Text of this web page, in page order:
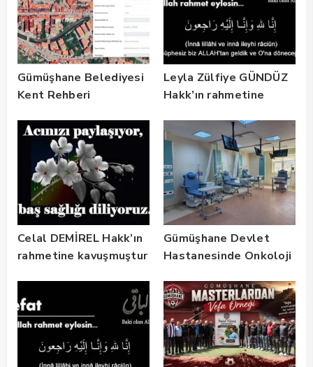
Gümüşhane Belediyesi
Kent Rehberi
Ruhsat Bilgi Sistemi
ile Güçlendirdi
Leyla Zülfiye GÜNDÜZ
Hakk’ın rahmetine
Celal DEMİREL Hakk’ın
rahmetine kavuşmuştur
Gümüşhane Devlet
Hastanesinde Onkoloji
Hastaya Hizmet Verdi